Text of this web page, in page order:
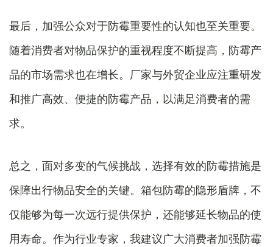
最后，加强公众对于防霉重要性的认知也至关重要。
随着消费者对物品保护的重视程度不断提高，防霉产
品的市场需求也在增长。厂家与外贸企业应注重研发
和推广高效、便捷的防霉产品，以满足消费者的需
求。
总之，面对多变的气候挑战，选择有效的防霉措施是
保障出行物品安全的关键。箱包防霉的隐形盾牌，不
仅能够为每一次远行提供保护，还能够延长物品的使
用寿命。作为行业专家，我建议广大消费者加强防霉